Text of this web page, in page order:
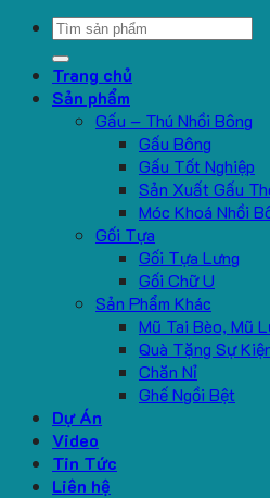
Search
Trang chủ
Sản phẩm
Gấu – Thú Nhồi Bông
Gấu Bông
Gấu Tốt Nghiệp
Sản Xuất Gấu
Móc Khoá Nhồi
Gối Tựa
Gối Tựa Lưng
Gối Chữ U
Sản Phẩm Khác
Mũ Tai Bèo, Mũ
Quà Tặng Sự
Chăn Nỉ
Ghế Ngồi Bệt
Dự Án
Video
Tin Tức
Liên hệ